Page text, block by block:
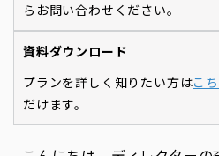
らお問い合わせください。
資料ダウンロード
プランを詳しく知りたい方はこ
だけます。